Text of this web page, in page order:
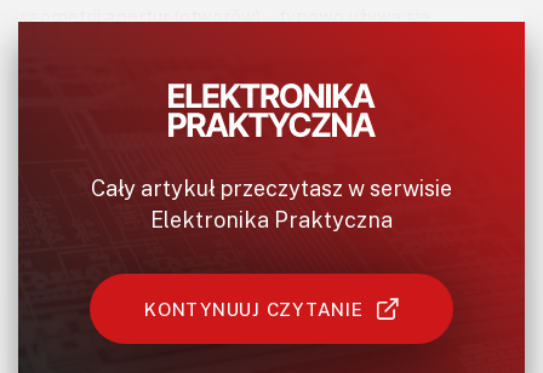
SMD. Bardzo istotnym elementem systemów
automatycznego nakładania pasty jest też mechanizm
zanieczyszczenia mogą powodować pogorszenie jakości
rozkładu pasty, a w efekcie prowadzić do powstawania
Automatyzacja procesu nadruku pasty eliminuje błędy
ludzkie obecne w rozwiązaniach półautomatycznych i
Cały artykuł przeczytasz w serwisie
Elektronika Praktyczna
KONTYNUUJ CZYTANIE